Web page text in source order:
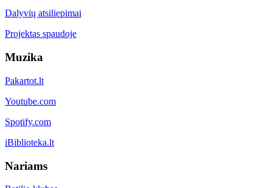
Dalyvių atsiliepimai
Projektas spaudoje
Muzika
Pakartot.lt
Youtube.com
Spotify.com
iBiblioteka.lt
Nariams